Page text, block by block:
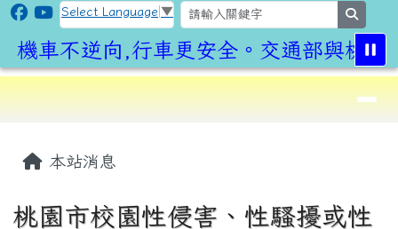
跳至主內容區
CLPS Site
Select Language ▼
機車不逆向,行車更安全。交通部與桃園
⏸
導覽列
本站消息
桃園市校園性侵害、性騷擾或性